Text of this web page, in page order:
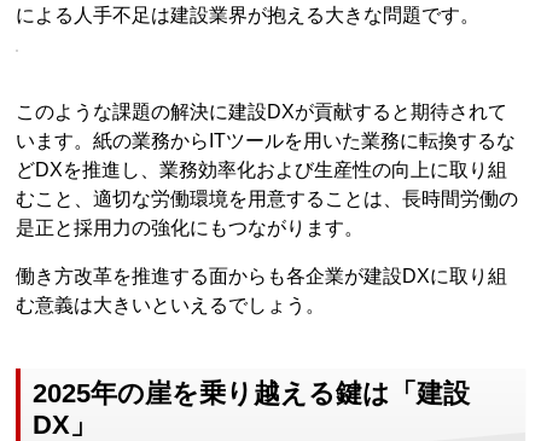
による人手不足は建設業界が抱える大きな問題です。
このような課題の解決に建設DXが貢献すると期待されて
います。紙の業務からITツールを用いた業務に転換するな
どDXを推進し、業務効率化および生産性の向上に取り組
むこと、適切な労働環境を用意することは、長時間労働の
是正と採用力の強化にもつながります。
働き方改革を推進する面からも各企業が建設DXに取り組
む意義は大きいといえるでしょう。
2025年の崖を乗り越える鍵は「建設
DX」